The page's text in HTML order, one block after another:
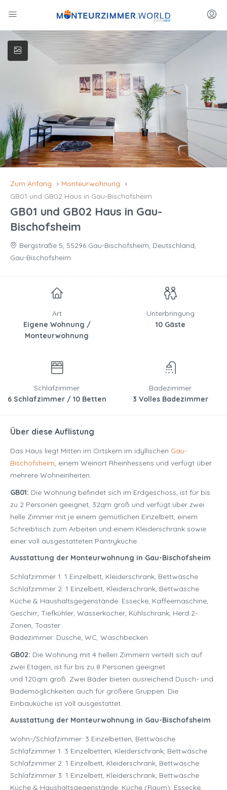
Zum Anfang
Monteurwohnung
GB01 und GB02 Haus in Gau-Bischofsheim
GB01 und GB02 Haus in Gau-
Bischofsheim
Bergstraße 5, 55296 Gau-Bischofsheim, Deutschland,
Gau-Bischofsheim
Art
Eigene Wohnung /
Monteurwohnung
Unterbringung
10 Gäste
Schlafzimmer
6 Schlafzimmer / 10 Betten
Badezimmer
3 Volles Badezimmer
Über diese Auflistung
Das Haus liegt Mitten im Ortskern im idyllischen Gau-
Bischofsheim, einem Weinort Rheinhessens und verfügt über
mehrere Wohneinheiten.
GB01: Die Wohnung befindet sich im Erdgeschoss, ist für bis
zu 2 Personen geeignet, 32qm groß und verfügt über zwei
helle Zimmer mit je einem gemütlichen Einzelbett, einem
Schreibtisch zum Arbeiten und einem Kleiderschrank sowie
einer voll ausgestatteten Pantryküche.
Ausstattung der Monteurwohnung in Gau-Bischofsheim
Schlafzimmer 1: 1 Einzelbett, Kleiderschrank, Bettwäsche
Schlafzimmer 2: 1 Einzelbett, Kleiderschrank, Bettwäsche
Küche & Haushaltsgegenstände: Essecke, Kaffeemaschine,
Geschirr, Tiefkühler, Wasserkocher, Kühlschrank, Herd 2-
Zonen, Toaster
Badezimmer: Dusche, WC, Waschbecken
GB02: Die Wohnung mit 4 hellen Zimmern verteilt sich auf
zwei Etagen, ist für bis zu 8 Personen geeignet
und 120qm groß. Zwei Bäder bieten ausreichend Dusch- und
Bademöglichkeiten auch für größere Gruppen. Die
Einbauküche ist voll ausgestattet.
Ausstattung der Monteurwohnung in Gau-Bischofsheim
Wohn-/Schlafzimmer: 3 Einzelbetten, Bettwäsche
Schlafzimmer 1: 3 Einzelbetten, Kleiderschrank, Bettwäsche
Schlafzimmer 2: 1 Einzelbett, Kleiderschrank, Bettwäsche
Schlafzimmer 3: 1 Einzelbett, Kleiderschrank, Bettwäsche
Küche & Haushaltsgegenstände: Küche (Raum), Essecke,